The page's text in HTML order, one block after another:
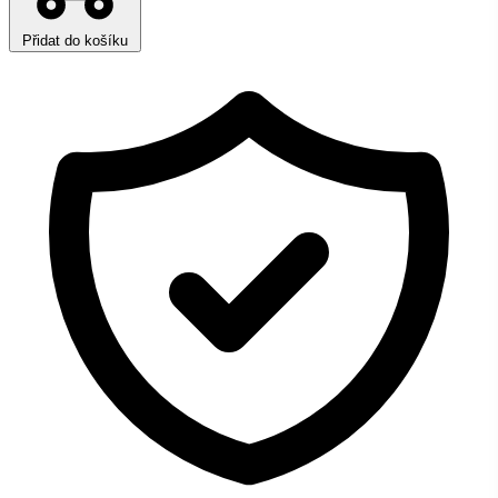
Přidat do košíku